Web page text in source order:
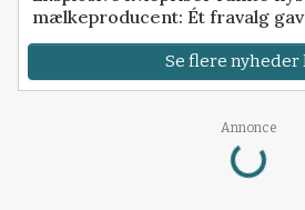
mælkeproducent: Ét fravalg
Se flere nyheder
Annonce
Loading...